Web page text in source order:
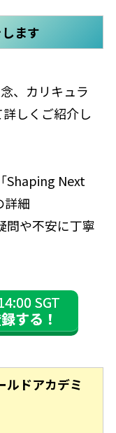
ます
、カリキュラ
しくご紹介し
Shaping Next
詳細
問や不安に丁寧
SGT
する！
ルドアカデミ